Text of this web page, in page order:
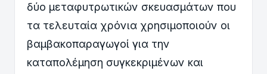
δύο μεταφυτρωτικών σκευασμάτων που
τα τελευταία χρόνια χρησιμοποιούν οι
βαμβακοπαραγωγοί για την
καταπολέμηση συγκεκριμένων και